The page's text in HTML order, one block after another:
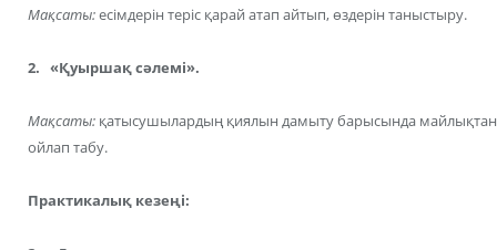
Мақсаты:есімдерін теріс қарай атап айтып, өздерін таныстыру.
2. «Қуыршақ сәлемі».
Мақсаты: қатысушылардың қиялын дамыту барысында
ойлап табу.
Практикалық кезеңі: